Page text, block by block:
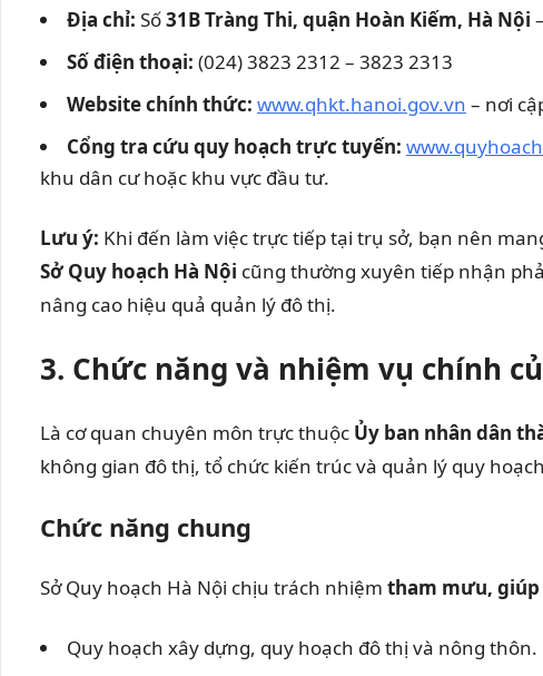
Địa chỉ: Số31B Tràng Thi, quận Hoàn Kiếm, Hà Nội
Số điện thoại: (024) 3823 2312 – 3823 2313
Website chính thức: www.qhkt.hanoi.gov.vn – nơi
Cổng tra cứu quy hoạch trực tuyến:
khu dân cư hoặc khu vực đầu tư.
Lưu ý: Khi đến làm việc trực tiếp tại trụ sở, bạn nên
Sở Quy hoạch Hà Nội cũng thường xuyên tiếp nhận
nâng cao hiệu quả quản lý đô thị.
3. Chức năng và nhiệm vụ chính
Là cơ quan chuyên môn trực thuộc Ủy ban nhân dân
không gian đô thị, tổ chức kiến trúc và quản lý quy
Chức năng chung
Sở Quy hoạch Hà Nội chịu trách nhiệm tham mưu, giúp
Quy hoạch xây dựng, quy hoạch đô thị và nông thôn.